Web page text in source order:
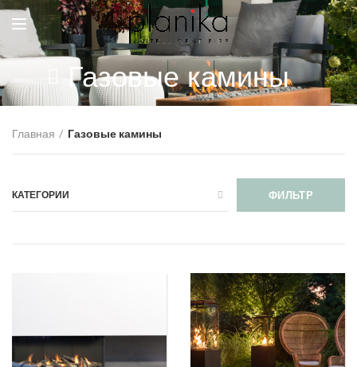
Газовые камины
Главная Газовые камины
КАТЕГОРИИ ФИЛЬТР